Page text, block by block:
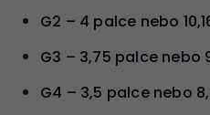
G2 – 4 palce nebo
G3 – 3,75 palce nebo
G4 – 3,5 palce nebo